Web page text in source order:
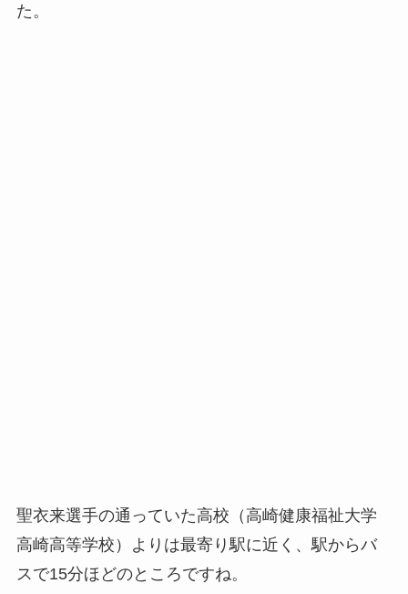
た。
聖衣来選手の通っていた高校（高崎健康福祉大学
高崎高等学校）よりは最寄り駅に近く、駅からバ
スで15分ほどのところですね。